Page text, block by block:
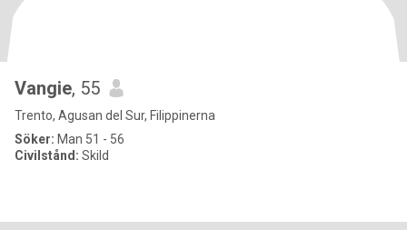
Vangie, 55
Trento, Agusan del Sur, Filippinerna
Söker: Man 51 - 56
Civilstånd: Skild